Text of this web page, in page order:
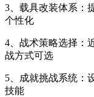
3、载具改装体系：
个性化
4、战术策略选择：
战方式可选
5、成就挑战系统：
技能